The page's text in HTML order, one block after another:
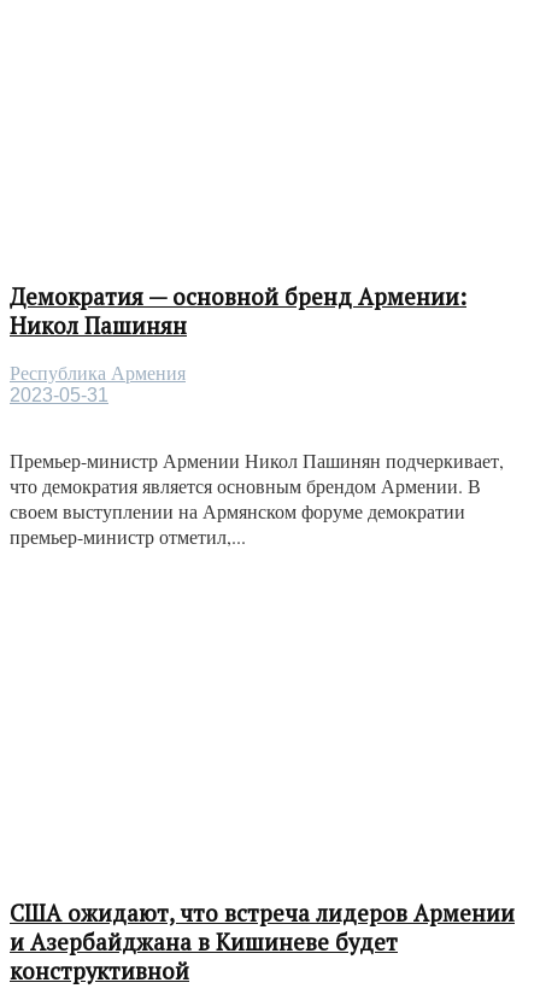
Демократия — основной бренд Армении:
Никол Пашинян
Республика Армения
2023-05-31
Премьер-министр Армении Никол Пашинян подчеркивает,
что демократия является основным брендом Армении. В
своем выступлении на Армянском форуме демократии
премьер-министр отметил,...
США ожидают, что встреча лидеров Армении
и Азербайджана в Кишиневе будет
конструктивной